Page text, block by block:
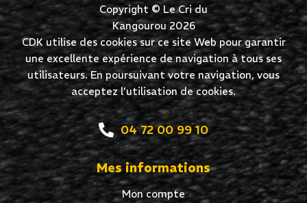
Copyright © Le Cri du
Kangourou 2026
CDK utilise des cookies sur ce site Web pour garantir
une excellente expérience de navigation à tous ses
utilisateurs. En poursuivant votre navigation, vous
acceptez l’utilisation de cookies.
04 72 00 99 10
Mes informations
Mon compte